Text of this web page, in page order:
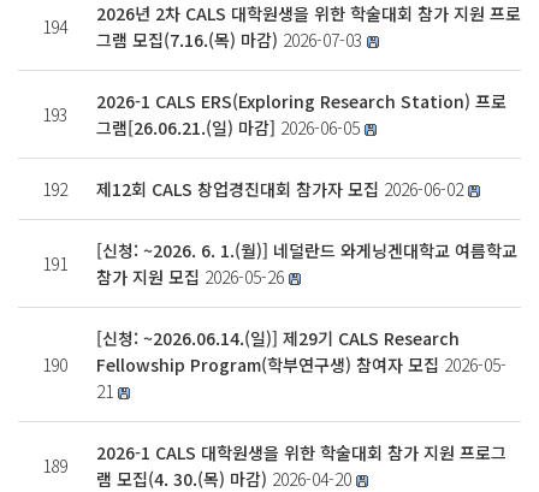
194
2026년 2차 CALS 대학원생을 위한 학술대회 참가 지원 프로
그램 모집(7.16.(목) 마감) 2026-07-03
193
2026-1 CALS ERS(Exploring Research Station) 프로
그램[26.06.21.(일) 마감] 2026-06-05
192 제12회 CALS 창업경진대회 참가자 모집 2026-06-02
191
[신청: ~2026. 6. 1.(월)] 네덜란드 와게닝겐대학교 여름학교
참가 지원 모집 2026-05-26
190
[신청: ~2026.06.14.(일)] 제29기 CALS Research
Fellowship Program(학부연구생) 참여자 모집 2026-05-
21
189
2026-1 CALS 대학원생을 위한 학술대회 참가 지원 프로그
램 모집(4. 30.(목) 마감) 2026-04-20